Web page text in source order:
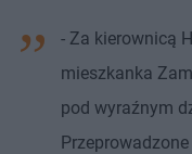
- Za kierownicą
mieszkanka
pod wyraźnym